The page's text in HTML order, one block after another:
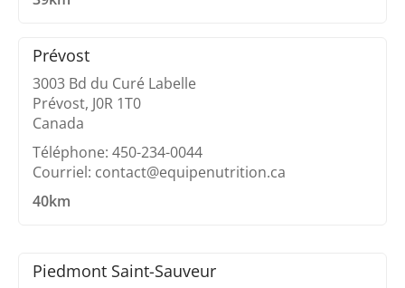
Prévost
3003 Bd du Curé Labelle
Prévost, J0R 1T0
Canada
Téléphone: 450-234-0044
Courriel: contact@equipenutrition.ca
40km
Piedmont Saint-Sauveur